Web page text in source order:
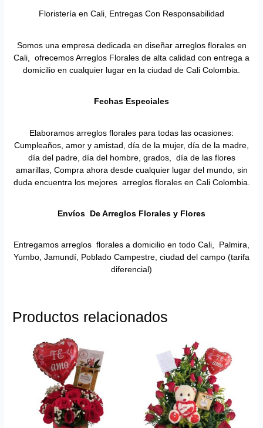
Floristería en Cali, Entregas Con Responsabilidad
Somos una empresa dedicada en diseñar arreglos florales en
Cali, ofrecemos Arreglos Florales de alta calidad con entrega a
domicilio en cualquier lugar en la ciudad de Cali Colombia.
Fechas Especiales
Elaboramos arreglos florales para todas las ocasiones:
Cumpleaños, amor y amistad, día de la mujer, día de la madre,
día del padre, día del hombre, grados, día de las flores
amarillas, Compra ahora desde cualquier lugar del mundo, sin
duda encuentra los mejores arreglos florales en Cali Colombia.
Envíos De Arreglos Florales y Flores
Entregamos arreglos florales a domicilio en todo Cali, Palmira,
Yumbo, Jamundí, Poblado Campestre, ciudad del campo (tarifa
diferencial)
Productos relacionados